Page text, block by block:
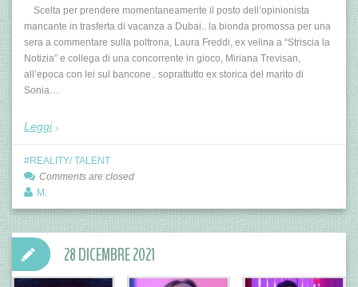
Scelta per prendere momentaneamente il posto dell’opinionista
mancante in trasferta di vacanza a Dubai.. la bionda promossa per una
sera a commentare sulla poltrona, Laura Freddi, ex velina a “Striscia la
Notizia” e collega di una concorrente in gioco, Miriana Trevisan,
all’epoca con lei sul bancone.. soprattutto ex storica del marito di
Sonia…
Leggi
REALITY/ TALENT
Comments are closed
M.
28 DICEMBRE 2021